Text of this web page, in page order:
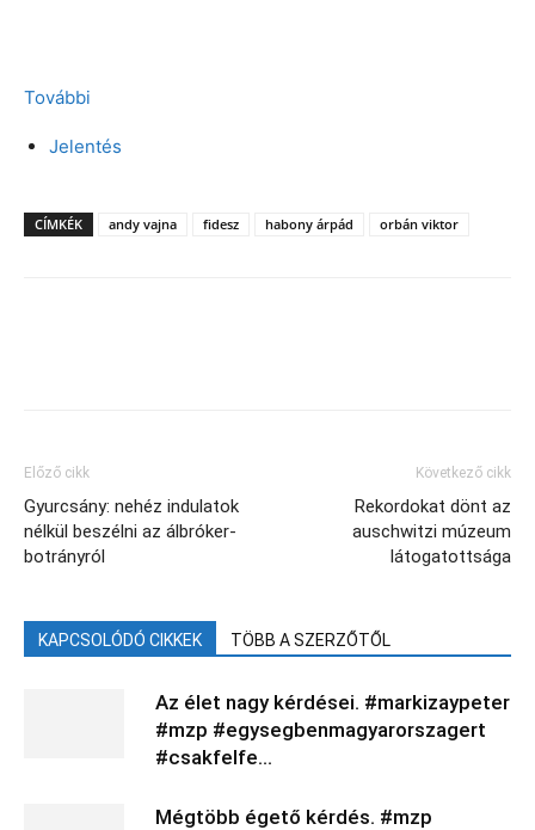
További
Jelentés
CÍMKÉK andy vajna fidesz habony árpád orbán viktor
Előző cikk
Gyurcsány: nehéz indulatok
nélkül beszélni az álbróker-
botrányról
Következő cikk
Rekordokat dönt az
auschwitzi múzeum
látogatottsága
KAPCSOLÓDÓ CIKKEK TÖBB A SZERZŐTŐL
Az élet nagy kérdései. #markizaypeter
#mzp #egysegbenmagyarorszagert
#csakfelfe…
Mégtöbb égető kérdés. #mzp